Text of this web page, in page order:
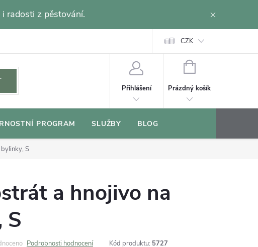
radosti z pěstování.
CZK
Přihlášení
NÁKUPNÍ
Prázdný košík
PROGRAM SLUŽBY BLOG
S
a hnojivo na
S
Podrobnosti hodnocení Kód produktu: 5727